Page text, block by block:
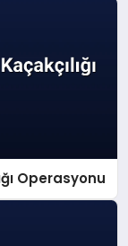
Operasyonu